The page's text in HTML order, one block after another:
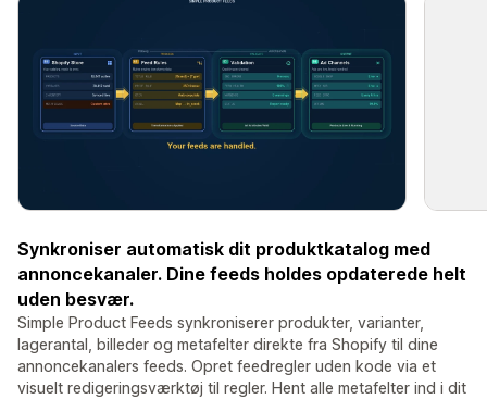
Synkroniser automatisk dit produktkatalog med
annoncekanaler. Dine feeds holdes opdaterede helt
uden besvær.
Simple Product Feeds synkroniserer produkter, varianter,
lagerantal, billeder og metafelter direkte fra Shopify til dine
annoncekanalers feeds. Opret feedregler uden kode via et
visuelt redigeringsværktøj til regler. Hent alle metafelter ind i dit